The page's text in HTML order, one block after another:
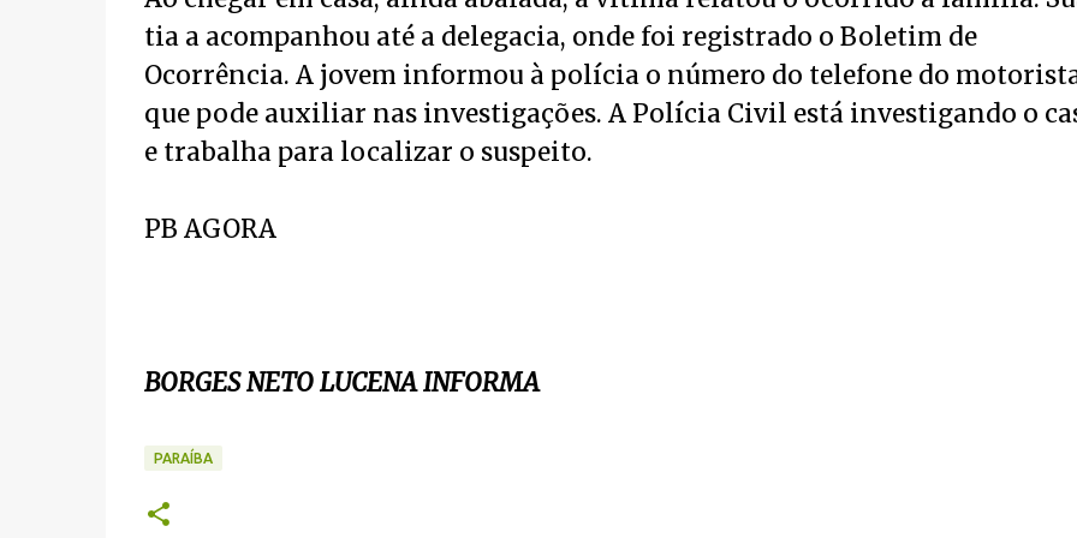
tia a acompanhou até a delegacia, onde foi registrado o Boletim de
Ocorrência. A jovem informou à polícia o número do telefone do
que pode auxiliar nas investigações. A Polícia Civil está investigando o
e trabalha para localizar o suspeito.
PB AGORA
BORGES NETO LUCENA INFORMA
PARAÍBA